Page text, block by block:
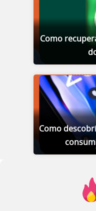
Como
Como